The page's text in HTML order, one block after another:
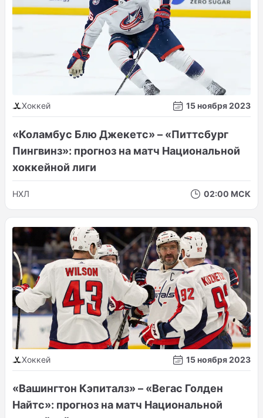
Хоккей 15 ноября 2023
«Коламбус Блю Джекетс» – «Питтсбург
Пингвинз»: прогноз на матч Национальной
хоккейной лиги
НХЛ 02:00 МСК
Хоккей 15 ноября 2023
«Вашингтон Кэпиталз» – «Вегас Голден
Найтс»: прогноз на матч Национальной